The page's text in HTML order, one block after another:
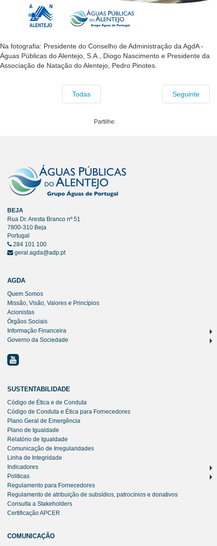
Na fotografia: Presidente do Conselho de Administração da AgdA -
Águas Públicas do Alentejo, S.A., Diogo Nascimento e Presidente da
Associação de Natação do Alentejo, Pedro Pinotes.
Seguinte
Todas
Partilhe:
BEJA
Rua Dr. Aresta Branco nº 51
7800-310 Beja
Portugal
284 101 100
geral.agda@adp.pt
AGDA
Quem Somos
Missão, Visão, Valores e Princípios
Acionistas
Órgãos Sociais
Informação Financeira
Governo da Sociedade
SUSTENTABILIDADE
Código de Ética e de Conduta
Código de Conduta e Ética para Fornecedores
Plano Geral de Emergência
Plano de Igualdade
Relatório de Igualdade
Comunicação de Irregularidades
Linha de Integridade
Indicadores
Politicas
Regulamento para Fornecedores
Regulamento de atribuição de subsídios, patrocínios e donativos
Consulta a Stakeholders
Certificação APCER
COMUNICAÇÃO